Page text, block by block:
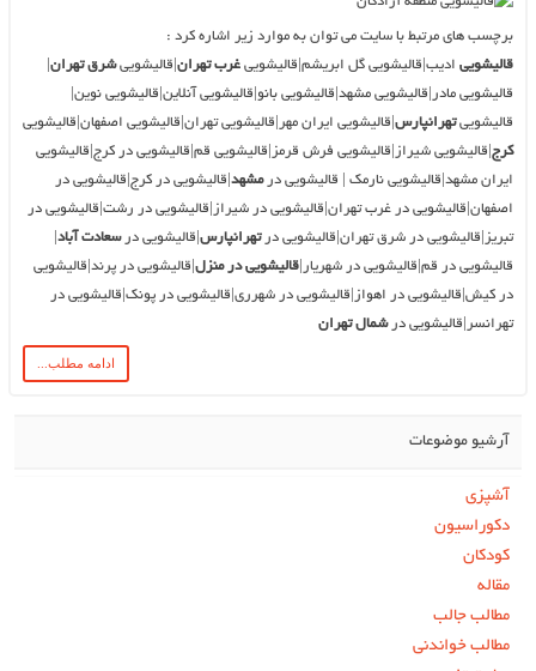
برچسب های مرتبط با سایت می توان به موارد زیر اشاره کرد :
قالیشویی ادیب|قالیشویی گل ابریشم|قالیشویی غرب تهران|قالیشوییشرق تهران|
قالیشویی مادر|قالیشویی مشهد|قالیشویی بانو|قالیشویی آنلاین|قالیشویی نوین|
قالیشوییتهرانپارس|قالیشویی ایران مهر|قالیشویی تهران|قالیشویی اصفهان|قالیشویی
کرج|قالیشویی شیراز|قالیشویی فرش قرمز|قالیشویی قم|قالیشویی در کرج|قالیشویی
ایران مشهد|قالیشویی نارمک | قالیشویی درمشهد|قالیشویی در کرج|قالیشویی در
اصفهان|قالیشویی در غرب تهران|قالیشویی در شیراز|قالیشویی در رشت|قالیشویی در
تبریز|قالیشویی در شرق تهران|قالیشویی درتهرانپارس|قالیشویی درسعادت آباد|
قالیشویی در قم|قالیشویی در شهریار| قالیشویی در منزل|قالیشویی در پرند|قالیشویی
در کیش|قالیشویی در اهواز|قالیشویی در شهرری|قالیشویی در پونک|قالیشویی در
تهرانسر|قالیشویی درشمال تهران
ادامه مطلب...
آرشیو موضوعات
آشپزی
دکوراسیون
کودکان
مقاله
مطالب جالب
مطالب خواندنی